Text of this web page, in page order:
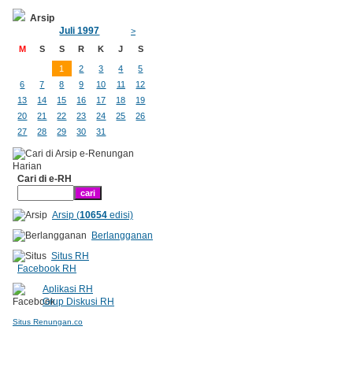
Arsip
Juli 1997
>
M
S S R K J S
1 2 3 4
5
6
7 8 9 10 11
12
13
14 15 16 17 18
19
20
21 22 23 24 25
26
27
28 29 30 31
Cari di e-RH
Arsip (10654edisi)
Berlangganan
Situs RH
Facebook RH
Aplikasi RH
Grup Diskusi RH
Situs Renungan.co